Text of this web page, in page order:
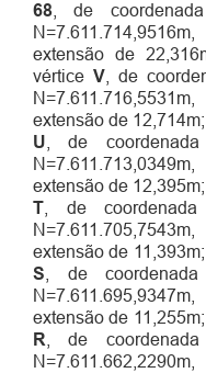
68 , de
extensão de
vértice V , de
extensão de
U , de
extensão de
T , de
extensão de
S , de
extensão de
R , de